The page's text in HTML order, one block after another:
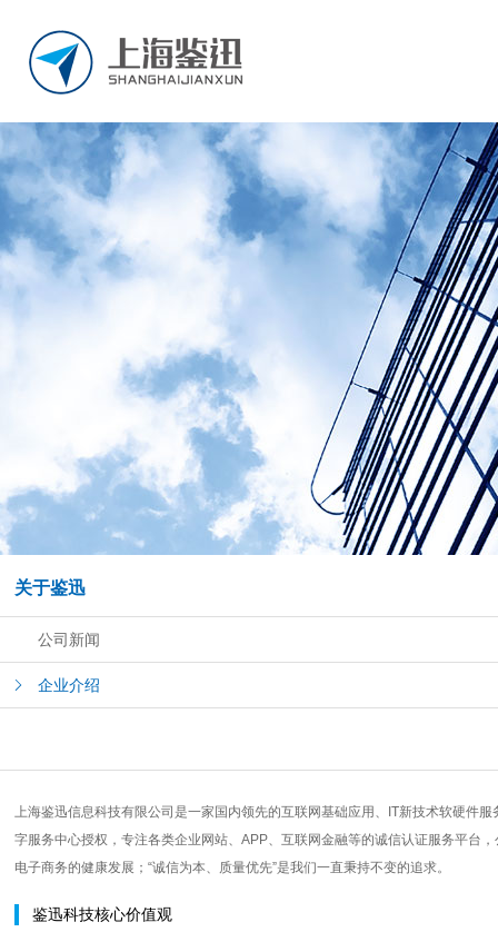
关于鉴迅
公司新闻
企业介绍
上海鉴迅信息科技有限公司是一家国内领先的互联网基础应用、IT新技术软硬件
字服务中心授权，专注各类企业网站、APP、互联网金融等的诚信认证服务平台
电子商务的健康发展；“诚信为本、质量优先”是我们一直秉持不变的追求。
鉴迅科技核心价值观